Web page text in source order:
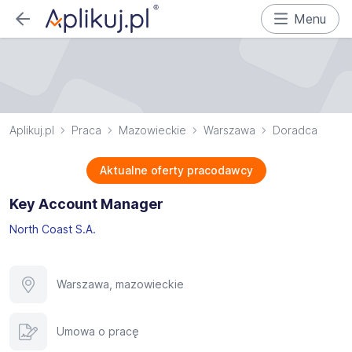
Menu
Aplikuj.pl Praca Mazowieckie Warszawa Doradca
Aktualne oferty pracodawcy
Key Account Manager
North Coast S.A.
Warszawa, mazowieckie
Umowa o pracę